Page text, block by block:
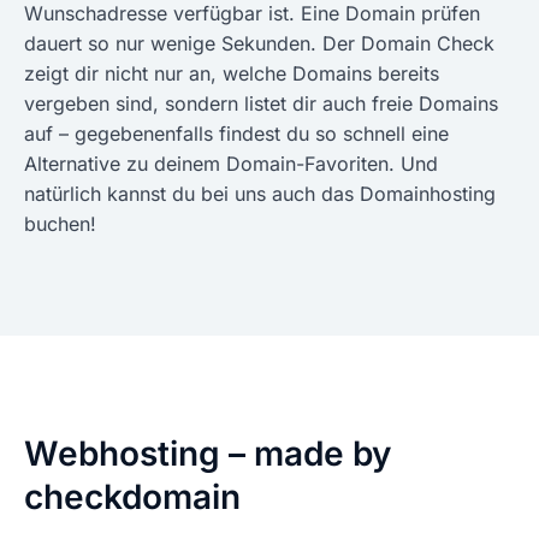
Wunschadresse verfügbar ist. Eine Domain prüfen
dauert so nur wenige Sekunden. Der Domain Check
zeigt dir nicht nur an, welche Domains bereits
vergeben sind, sondern listet dir auch freie Domains
auf – gegebenenfalls findest du so schnell eine
Alternative zu deinem Domain-Favoriten. Und
natürlich kannst du bei uns auch das Domainhosting
buchen!
Webhosting – made by
checkdomain